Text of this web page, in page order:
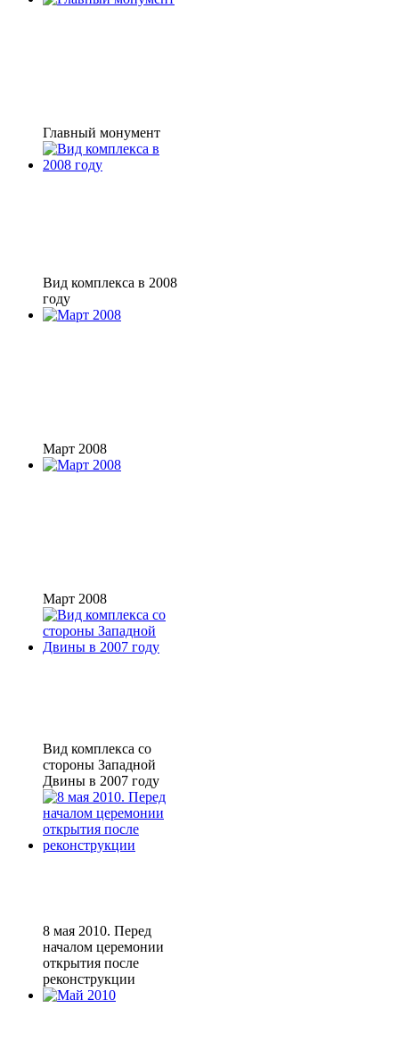
Главный монумент
Вид комплекса в 2008
году
Март 2008
Март 2008
Вид комплекса со
стороны Западной
Двины в 2007 году
8 мая 2010. Перед
началом церемонии
открытия после
реконструкции